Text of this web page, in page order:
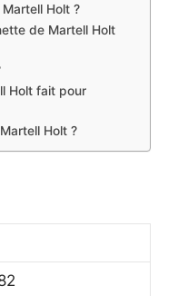
Holt ?
de Martell Holt
Holt fait pour
Holt ?